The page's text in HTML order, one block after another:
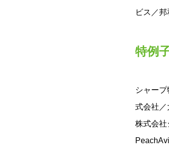
ビス／
特例
シャー
式会社
株式会